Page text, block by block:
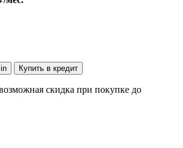
Купить в кредит
скидка при покупке до